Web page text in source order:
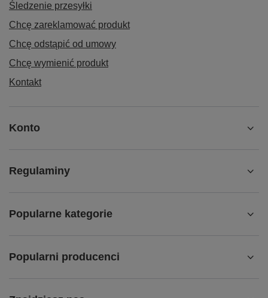
Śledzenie przesyłki
Chcę zareklamować produkt
Chcę odstąpić od umowy
Chcę wymienić produkt
Kontakt
Konto
Regulaminy
Popularne kategorie
Popularni producenci